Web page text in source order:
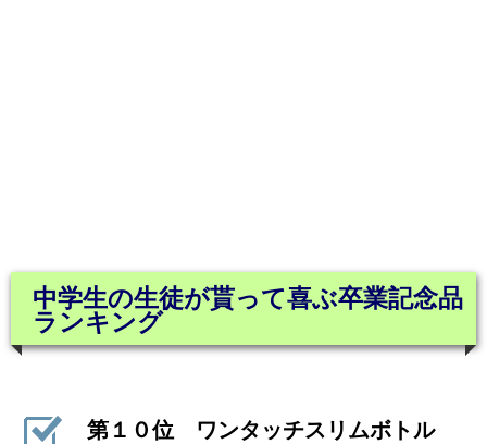
中学生の生徒が貰って喜ぶ卒業記念品
ランキング
第１０位 ワンタッチスリムボトル